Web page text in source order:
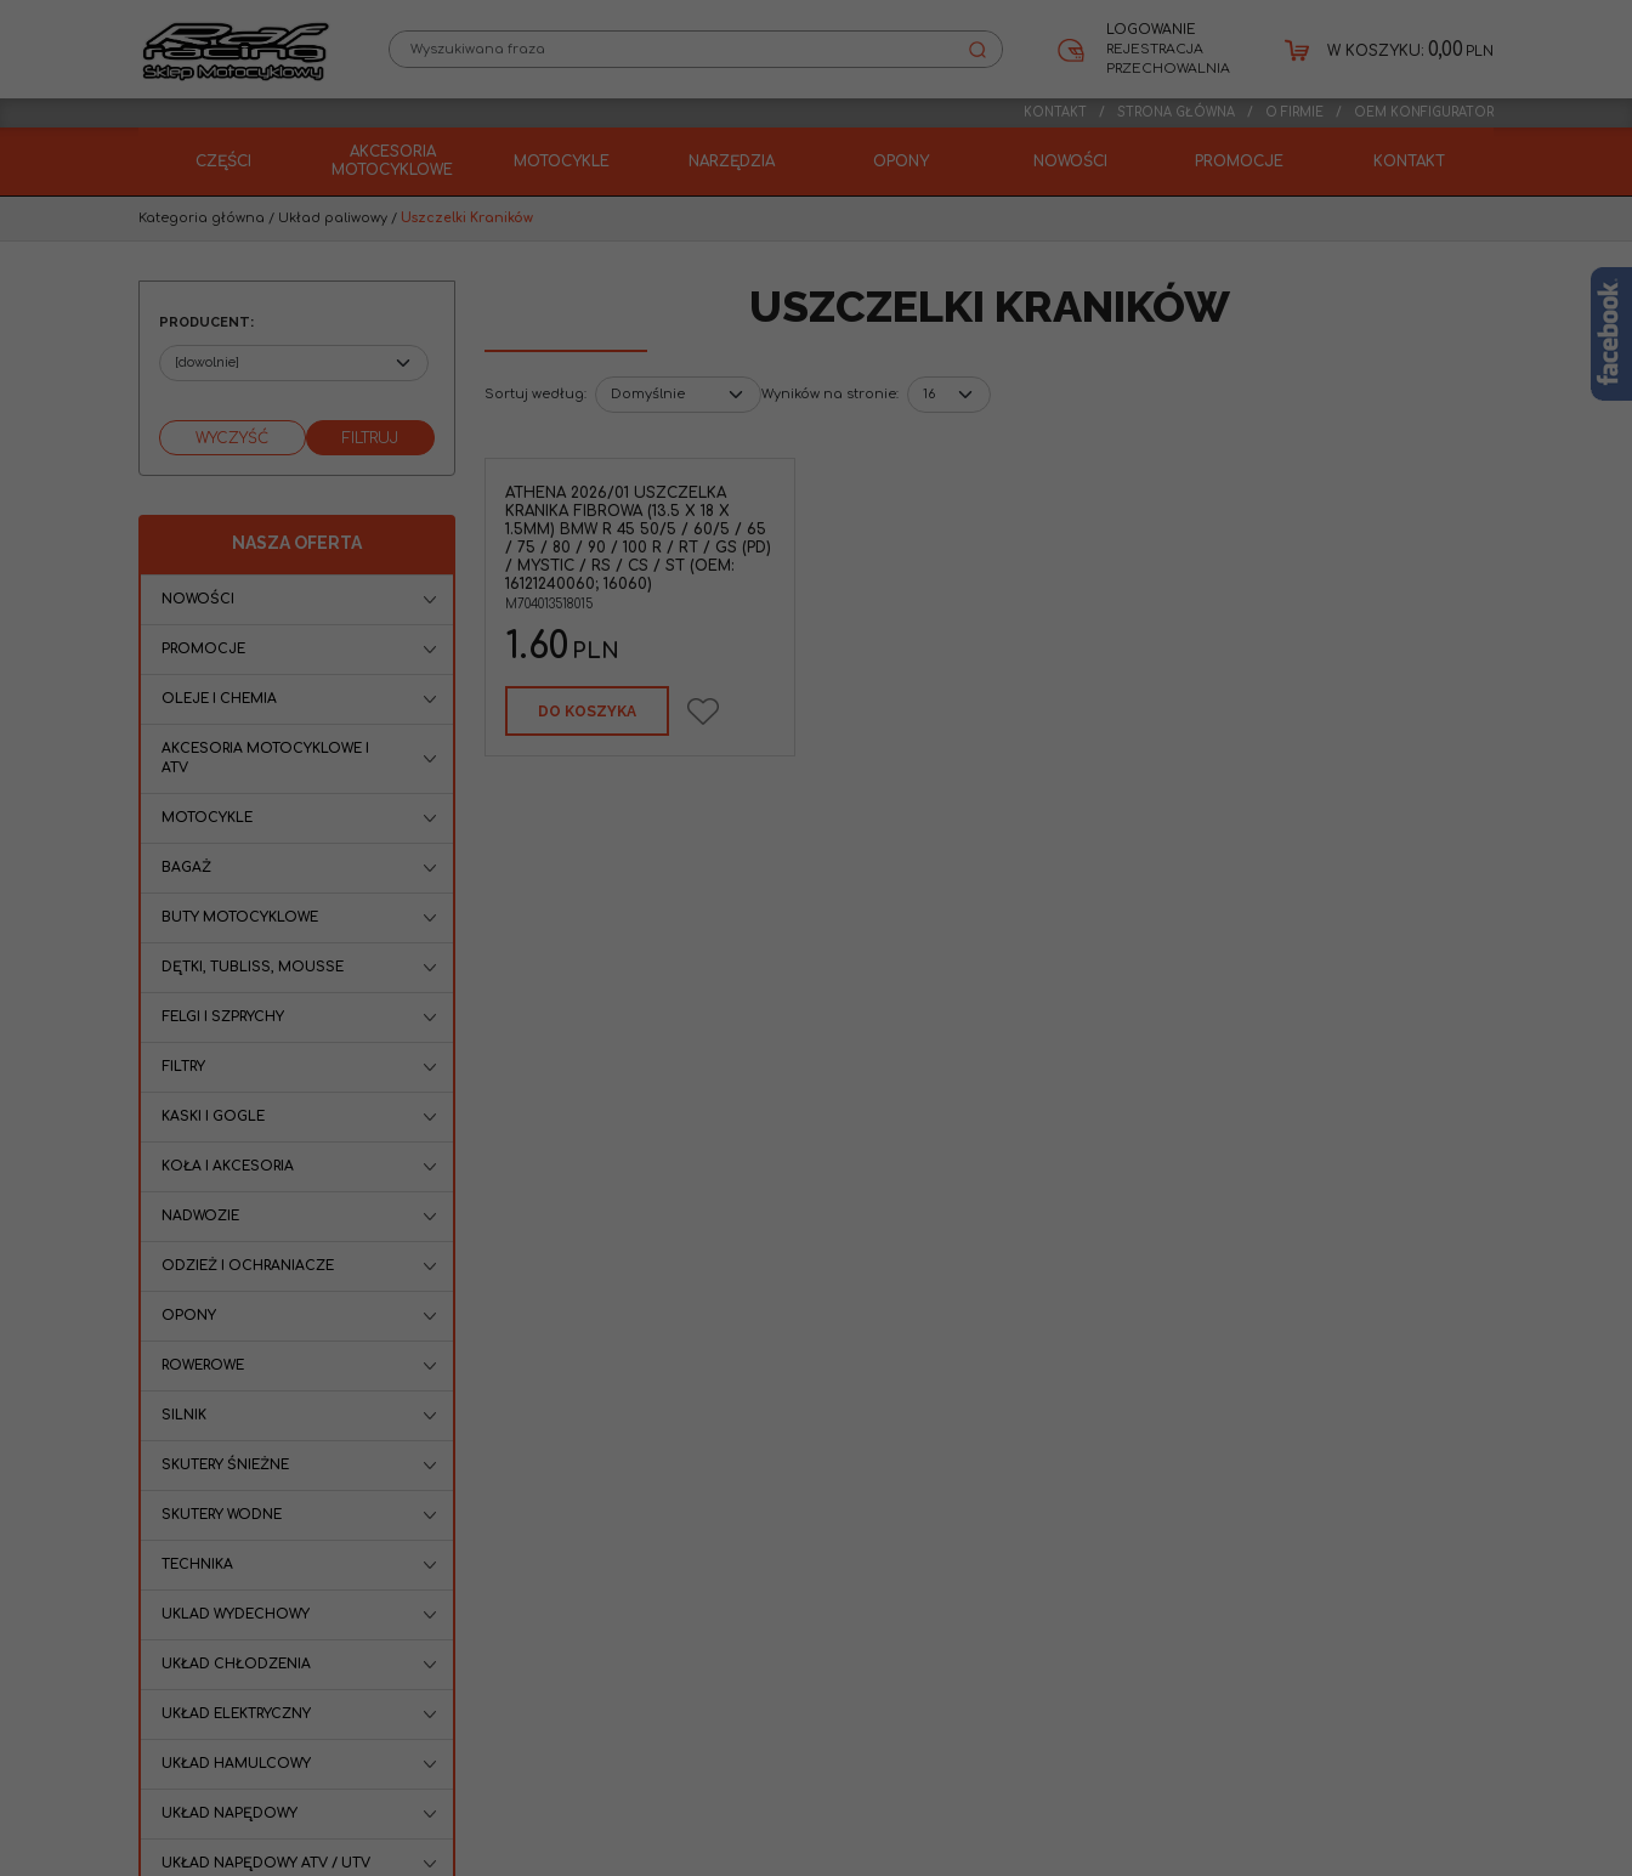
LOGOWANIE
REJESTRACJA
PRZECHOWALNIA
W KOSZYKU: 0,00 PLN
KONTAKT STRONA GŁÓWNA O FIRMIE OEM KONFIGURATOR
CZĘŚCI
AKCESORIA
MOTOCYKLOWE
MOTOCYKLE NARZĘDZIA OPONY NOWOŚCI PROMOCJE KONTAKT
Kategoria główna / Układ paliwowy / Uszczelki Kraników
USZCZELKI KRANIKÓW
Sortuj według: Wyników na stronie:
ATHENA 2026/01 USZCZELKA
KRANIKA FIBROWA (13.5 X 18 X
1.5MM) BMW R 45 50/5 / 60/5 / 65
/ 75 / 80 / 90 / 100 R / RT / GS (PD)
/ MYSTIC / RS / CS / ST (OEM:
16121240060; 16060)
M704013518015
1.60 PLN
DO KOSZYKA
PRODUCENT:
NASZA OFERTA
NOWOŚCI
PROMOCJE
OLEJE I CHEMIA
AKCESORIA MOTOCYKLOWE I
ATV
MOTOCYKLE
BAGAŻ
BUTY MOTOCYKLOWE
DĘTKI, TUBLISS, MOUSSE
FELGI I SZPRYCHY
FILTRY
KASKI I GOGLE
KOŁA I AKCESORIA
NADWOZIE
ODZIEŻ I OCHRANIACZE
OPONY
ROWEROWE
SILNIK
SKUTERY ŚNIEŻNE
SKUTERY WODNE
TECHNIKA
UKLAD WYDECHOWY
UKŁAD CHŁODZENIA
UKŁAD ELEKTRYCZNY
UKŁAD HAMULCOWY
UKŁAD NAPĘDOWY
UKŁAD NAPĘDOWY ATV / UTV